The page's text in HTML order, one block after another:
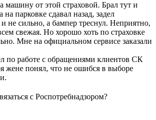
машину от этой страховой. Брал тут и
на парковке сдавал назад, задел
не сильно, а бампер треснул. Неприятно,
свежая. Но хорошо хоть по страховке
Мне на официальном сервисе заказали
по работе с обращениями клиентов СК
жене понял, что не ошибся в выборе
с Роспотребнадзором?